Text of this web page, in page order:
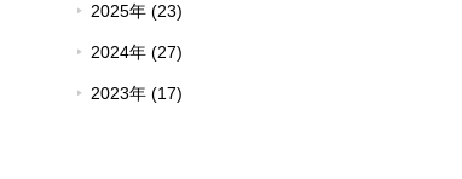
2025年 (23)
2024年 (27)
2023年 (17)